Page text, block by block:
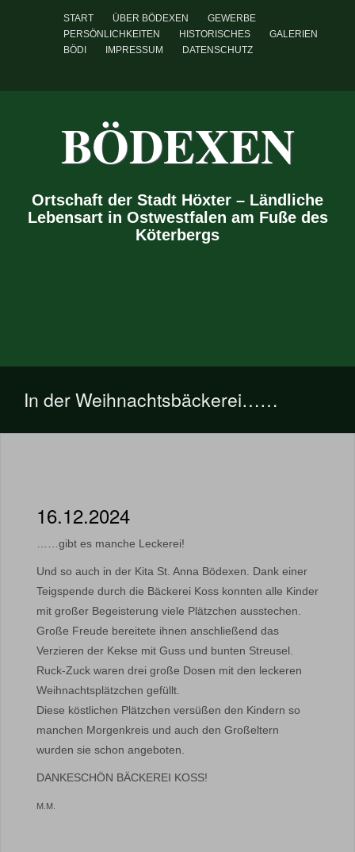
START ÜBER BÖDEXEN
GEWERBE
PERSÖNLICHKEITEN
HISTORISCHES
GALERIEN
BÖDI
IMPRESSUM DATENSCHUTZ
BÖDEXEN
Ortschaft der Stadt Höxter – Ländliche
Lebensart in Ostwestfalen am Fuße des
Köterbergs
In der Weihnachtsbäckerei……
16.12.2024
……gibt es manche Leckerei!
Und so auch in der Kita St. Anna Bödexen. Dank einer
Teigspende durch die Bäckerei Koss konnten alle Kinder
mit großer Begeisterung viele Plätzchen ausstechen.
Große Freude bereitete ihnen anschließend das
Verzieren der Kekse mit Guss und bunten Streusel.
Ruck-Zuck waren drei große Dosen mit den leckeren
Weihnachtsplätzchen gefüllt.
Diese köstlichen Plätzchen versüßen den Kindern so
manchen Morgenkreis und auch den Großeltern
wurden sie schon angeboten.
DANKESCHÖN BÄCKEREI KOSS!
M.M.